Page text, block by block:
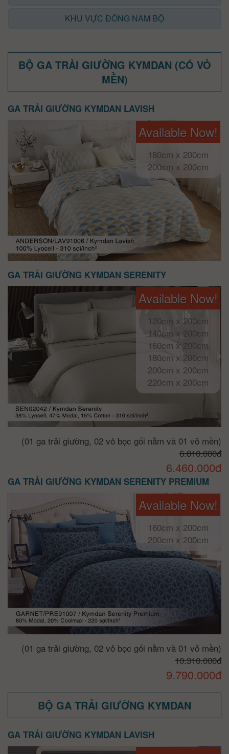
KHU VỰC ĐÔNG NAM BỘ
BỘ GA TRẢI GIƯỜNG KYMDAN (CÓ VỎ
MỀN)
GA TRẢI GIƯỜNG KYMDAN LAVISH
Available Now!
180cm x 200cm
200cm x 200cm
GA TRẢI GIƯỜNG KYMDAN SERENITY
Available Now!
120cm x 200cm
140cm x 200cm
160cm x 200cm
180cm x 200cm
200cm x 200cm
220cm x 200cm
(01 ga trải giường, 02 vỏ bọc gối nằm và 01 vỏ mền)
6.810.000đ
6.460.000đ
GA TRẢI GIƯỜNG KYMDAN SERENITY PREMIUM
Available Now!
160cm x 200cm
200cm x 200cm
(01 ga trải giường, 02 vỏ bọc gối nằm và 01 vỏ mền)
10.310.000đ
9.790.000đ
BỘ GA TRẢI GIƯỜNG KYMDAN
GA TRẢI GIƯỜNG KYMDAN LAVISH